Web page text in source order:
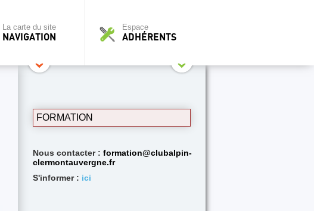
La carte du site
NAVIGATION
Espace
ADHÉRENTS
FORMATION
Nous contacter : formation@clubalpin-
clermontauvergne.fr
S'informer : ici